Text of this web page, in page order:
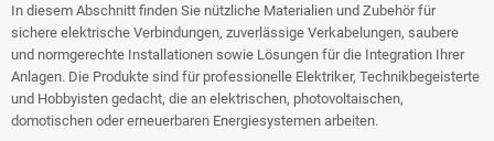
In diesem Abschnitt finden Sie nützliche Materialien und Zubehör für
sichere elektrische Verbindungen, zuverlässige Verkabelungen, saubere
und normgerechte Installationen sowie Lösungen für die Integration Ihrer
Anlagen. Die Produkte sind für professionelle Elektriker, Technikbegeisterte
und Hobbyisten gedacht, die an elektrischen, photovoltaischen,
domotischen oder erneuerbaren Energiesystemen arbeiten.